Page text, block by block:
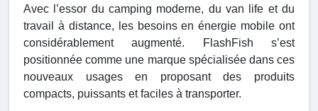
Avec l’essor du camping moderne, du van life et du
travail à distance, les besoins en énergie mobile ont
considérablement augmenté. FlashFish s’est
positionnée comme une marque spécialisée dans ces
nouveaux usages en proposant des produits
compacts, puissants et faciles à transporter.